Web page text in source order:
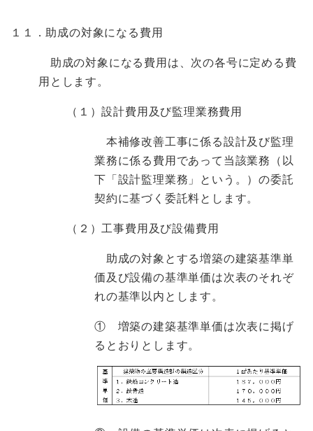
１１．助成の対象になる費用
助成の対象になる費用は、次の各号に定める費
用とします。
（１）設計費用及び監理業務費用
本補修改善工事に係る設計及び監理
業務に係る費用であって当該業務（以
下「設計監理業務」という。）の委託
契約に基づく委託料とします。
（２）工事費用及び設備費用
助成の対象とする増築の建築基準単
価及び設備の基準単価は次表のそれぞ
れの基準以内とします。
① 増築の建築基準単価は次表に掲げ
るとおりとします。